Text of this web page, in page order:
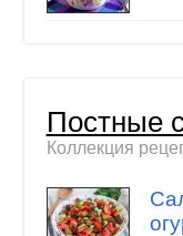
Постные
Коллекция